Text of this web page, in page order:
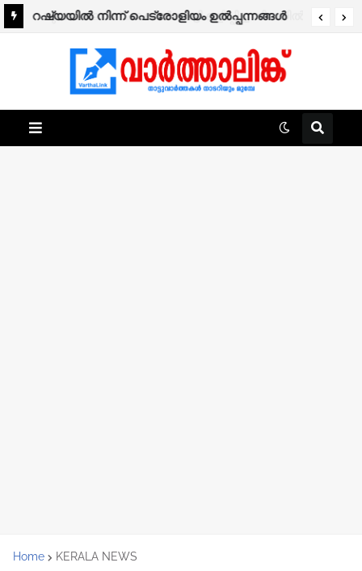
റഷ്യയിൽ നിന്ന് പെട്രോളിയം ഉൽപ്പന്നങ്ങൾ
പാസാക്കി യുഎസ്.
Home KERALA NEWS